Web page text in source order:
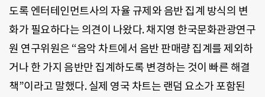
도록 엔터테인먼트사의 자율 규제와 음반 집계 방식의 변
화가 필요하다는 의견이 나왔다. 채지영 한국문화관광연구
원 연구위원은 “음악 차트에서 음반 판매량 집계를 제외하
거나 한 가지 음반만 집계하도록 변경하는 것이 빠른 해결
책”이라고 말했다. 실제 영국 차트는 랜덤 요소가 포함된